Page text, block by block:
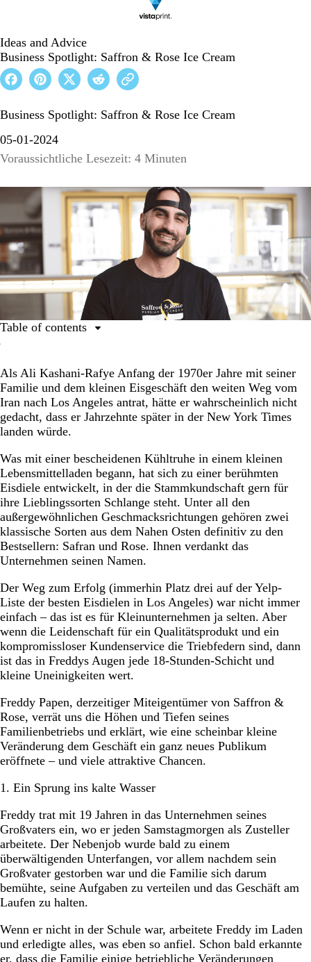
Ideas and Advice
Business Spotlight: Saffron & Rose Ice Cream
Business Spotlight: Saffron & Rose Ice Cream
05-01-2024
Voraussichtliche Lesezeit: 4 Minuten
Als Ali Kashani-Rafye Anfang der 1970er Jahre mit seiner
Familie und dem kleinen Eisgeschäft den weiten Weg vom
Iran nach Los Angeles antrat, hätte er wahrscheinlich nicht
gedacht, dass er Jahrzehnte später in der New York Times
landen würde.
Was mit einer bescheidenen Kühltruhe in einem kleinen
Lebensmittelladen begann, hat sich zu einer berühmten
Eisdiele entwickelt, in der die Stammkundschaft gern für
ihre Lieblingssorten Schlange steht. Unter all den
außergewöhnlichen Geschmacksrichtungen gehören zwei
klassische Sorten aus dem Nahen Osten definitiv zu den
Bestsellern: Safran und Rose. Ihnen verdankt das
Unternehmen seinen Namen.
Der Weg zum Erfolg (immerhin Platz drei auf der Yelp-
Liste der besten Eisdielen in Los Angeles) war nicht immer
einfach – das ist es für Kleinunternehmen ja selten. Aber
wenn die Leidenschaft für ein Qualitätsprodukt und ein
kompromissloser Kundenservice die Triebfedern sind, dann
ist das in Freddys Augen jede 18-Stunden-Schicht und
kleine Uneinigkeiten wert.
Freddy Papen, derzeitiger Miteigentümer von Saffron &
Rose, verrät uns die Höhen und Tiefen seines
Familienbetriebs und erklärt, wie eine scheinbar kleine
Veränderung dem Geschäft ein ganz neues Publikum
eröffnete – und viele attraktive Chancen.
1. Ein Sprung ins kalte Wasser
Freddy trat mit 19 Jahren in das Unternehmen seines
Großvaters ein, wo er jeden Samstagmorgen als Zusteller
arbeitete. Der Nebenjob wurde bald zu einem
überwältigenden Unterfangen, vor allem nachdem sein
Großvater gestorben war und die Familie sich darum
bemühte, seine Aufgaben zu verteilen und das Geschäft am
Laufen zu halten.
Wenn er nicht in der Schule war, arbeitete Freddy im Laden
und erledigte alles, was eben so anfiel. Schon bald erkannte
er, dass die Familie einige betriebliche Veränderungen
Table of contents
Ein riskanter Schritt
Die Herausforderung: einen Familienbetrieb nach
Jahrzehnten umgestalten
Die Arbeit zahlt sich aus
Mit kompromissloser Qualität zu nachhaltigem Erfolg